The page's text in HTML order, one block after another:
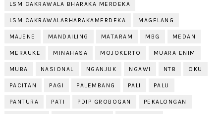
LSM CAKRAWALA BHARAKA MERDEKA
LSM CAKRAWALABHARAKAMERDEKA MAGELANG
MAJENE MANDAILING MATARAM MBG MEDAN
MERAUKE MINAHASA MOJOKERTO MUARA ENIM
MUBA NASIONAL NGANJUK NGAWI NTB OKU
PACITAN PAGI PALEMBANG PALI PALU
PANTURA PATI PDIP GROBOGAN PEKALONGAN